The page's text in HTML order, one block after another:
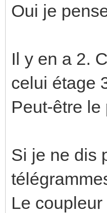
Oui je
Il y en a 2.
celui étage
Peut-être
Si je ne dis
Le